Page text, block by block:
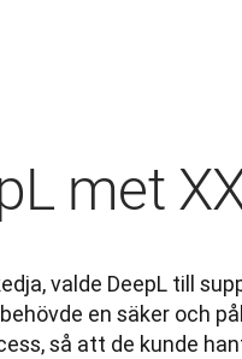
met
valde DeepL till
en säker och
så att de kunde